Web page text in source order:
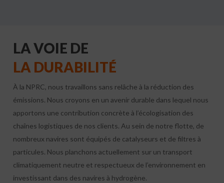
LA VOIE DE
LA DURABILITÉ
À la NPRC, nous travaillons sans relâche à la réduction des
émissions. Nous croyons en un avenir durable dans lequel nous
apportons une contribution concrète à l’écologisation des
chaînes logistiques de nos clients. Au sein de notre flotte, de
nombreux navires sont équipés de catalyseurs et de filtres à
particules. Nous planchons actuellement sur un transport
climatiquement neutre et respectueux de l’environnement en
investissant dans des navires à hydrogène.